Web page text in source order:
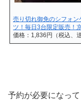
売り切れ御免のシフォ
ツ！毎日3台限定販売！
価格：1,836円（税込、送
予約が必要になって